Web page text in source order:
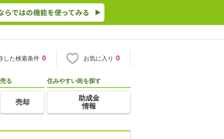
した検索条件 0 お気に入り 0
売る
売却
住みやすい街を探す
助成金
情報